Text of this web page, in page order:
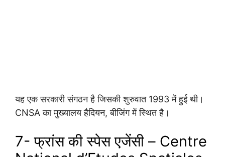
यह एक सरकारी संगठन है जिसकी शुरुवात 1993 में हुई थी।
CNSA का मुख्यालय हैदियन, बीजिंग में स्थित है।
7- फ्रांस की स्पेस एजेंसी – Centre